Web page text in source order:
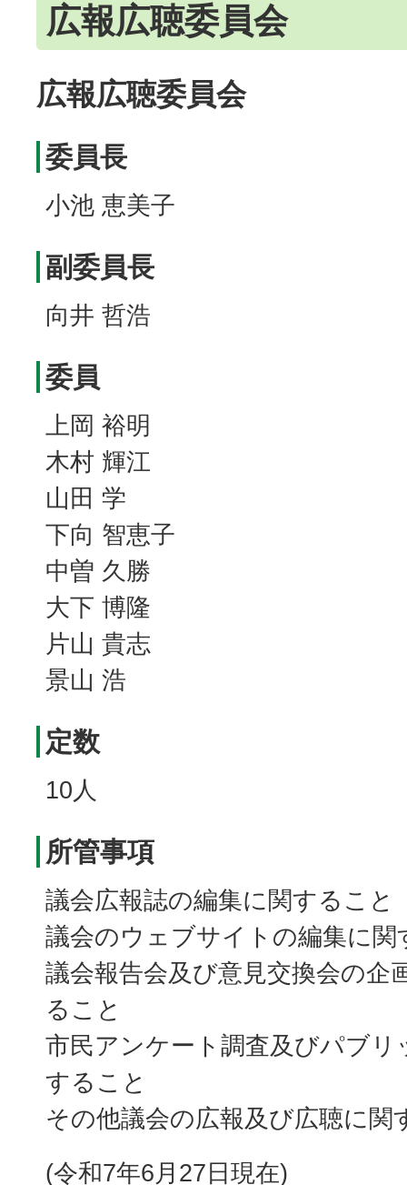
広報広聴委員会
広報広聴委員会
委員長
小池 恵美子
副委員長
向井 哲浩
委員
上岡 裕明
木村 輝江
山田 学
下向 智恵子
中曽 久勝
大下 博隆
片山 貴志
景山 浩
定数
10人
所管事項
議会広報誌の編集に関すること
議会のウェブサイトの編集に関
議会報告会及び意見交換会の企
ること
市民アンケート調査及びパブ
すること
その他議会の広報及び広聴に関
(令和7年6月27日現在)